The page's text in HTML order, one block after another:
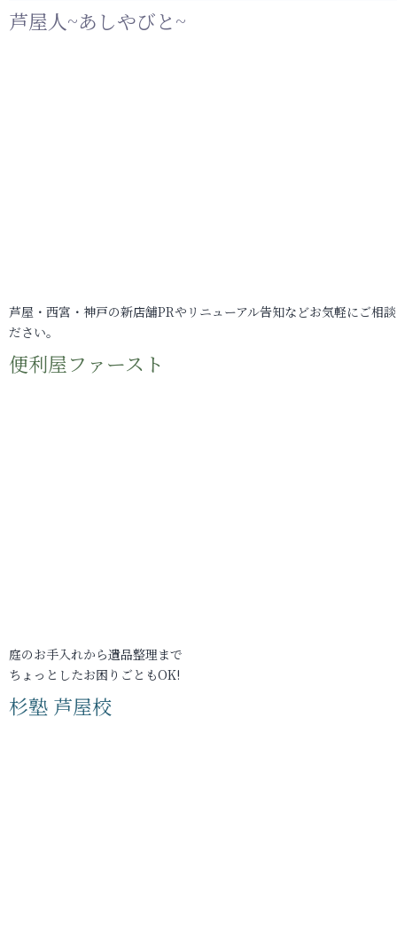
芦屋人~あしやびと~
芦屋・西宮・神戸の新店舗PRやリニューアル告知などお気軽にご相
ださい。
便利屋ファースト
庭のお手入れから遺品整理まで
ちょっとしたお困りごともOK!
杉塾 芦屋校